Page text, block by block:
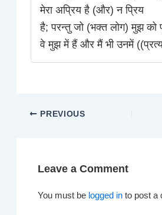
मेरा अप्रिय है (और) न प्रिय
है; परन्तु जो (भक्त लोग) मुझ
वे मुझ में हैं और मैं भी उनमें
PREVIOUS
Leave a Comment
You must be logged in to post a